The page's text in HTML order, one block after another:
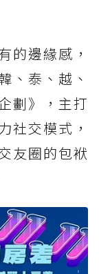
的邊緣感，
、泰、越、
劃》，主打
社交模式，
友圈的包袱